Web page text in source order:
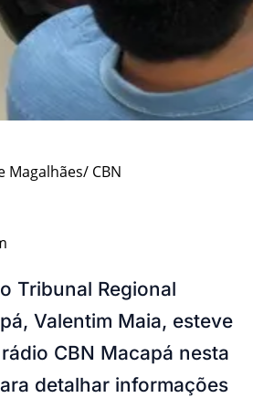
Magalhães/ CBN
Tribunal Regional
Valentim Maia, esteve
CBN Macapá nesta
detalhar informações